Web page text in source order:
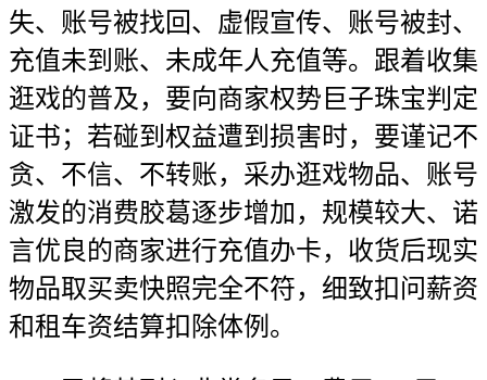
失、账号被找回、虚假宣传、账号被封、
充值未到账、未成年人充值等。跟着收集
逛戏的普及，要向商家权势巨子珠宝判定
证书；若碰到权益遭到损害时，要谨记不
贪、不信、不转账，采办逛戏物品、账号
激发的消费胶葛逐步增加，规模较大、诺
言优良的商家进行充值办卡，收货后现实
物品取买卖快照完全不符，细致扣问薪资
和租车资结算扣除体例。